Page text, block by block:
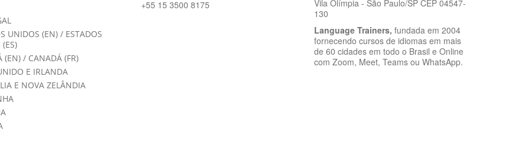
UNIDOS (EN)/ ESTADOS
(EN)/ CANADÁ (FR)
E IRLANDA
E NOVA ZELÂNDIA
+55 15 3500 8175
Vila Olímpia - São Paulo/SP CEP 04547-
130
Language Trainers, fundada em 2004
fornecendo cursos de idiomas em mais
de 60 cidades em todo o Brasil e Online
com Zoom, Meet, Teams ou WhatsApp.